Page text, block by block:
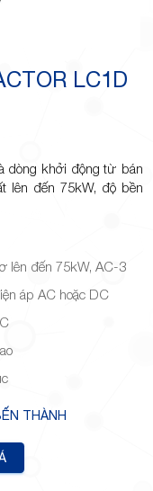
LC1D
dòng khởi động từ bán
lên đến 75kW, độ bền
lên đến 75kW, AC-3
áp AC hoặc DC
THÀNH